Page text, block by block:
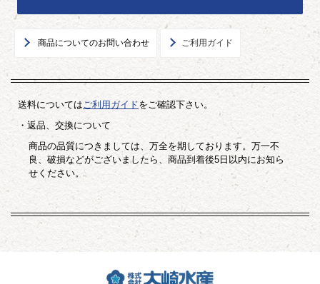
商品についてのお問い合わせ ご利用ガイド
送料についてはご利用ガイドをご確認下さい。
・返品、交換について
商品の品質につきましては、万全を期しております。万一不
良、破損などがございましたら、商品到着後5日以内にお知ら
せください。